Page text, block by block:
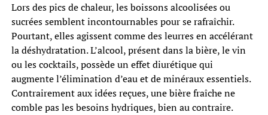
Lors des pics de chaleur, les boissons alcoolisées ou
sucrées semblent incontournables pour se rafraîchir.
Pourtant, elles agissent comme des leurres en accélérant
la déshydratation. L’alcool, présent dans la bière, le vin
ou les cocktails, possède un effet diurétique qui
augmente l’élimination d’eau et de minéraux essentiels.
Contrairement aux idées reçues, une bière fraîche ne
comble pas les besoins hydriques, bien au contraire.